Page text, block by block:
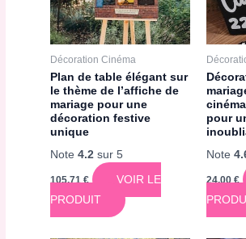
Décoration Cinéma
Plan de table élégant sur
le thème de l’affiche de
mariage pour une
décoration festive
unique
Note4.2 sur 5
105,71€
VOIR LE
PRODUIT
pour
Note
24,00€